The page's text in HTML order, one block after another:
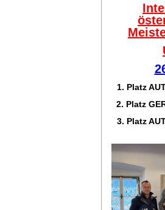
1. Platz
2. Platz
3. Platz